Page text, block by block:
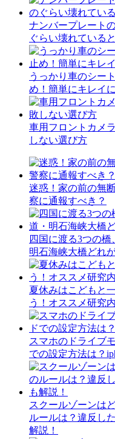
ナンバープレート
ぐらい壊れている
うっかり車のシー
め！簡単にキレイ
車用フロントカメ
しない選び方
迷惑！家の前の無
察に通報すべき？
四国に渡る3つの
明石海峡大橋どれ
夏休みはこどもと
う！オススメ研究
スマホのドライブ
での設定方法は？
スクールゾーンは
ルールは？違反し
解説！